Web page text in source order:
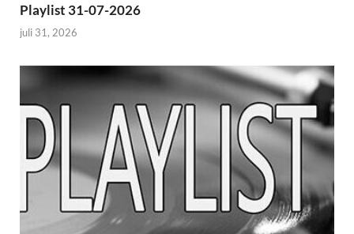
Playlist 31-07-2026
juli 31, 2026